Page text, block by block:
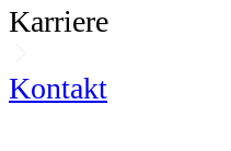
Karriere
Kontakt